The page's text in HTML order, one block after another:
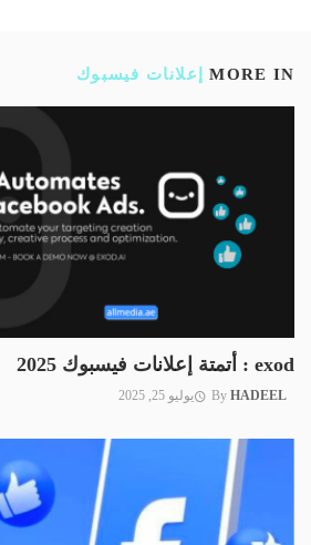
MORE IN إعلانات فيسبوك
exod : أتمتة إعلانات فيسبوك 2025
By HADEEL يوليو 25, 2025